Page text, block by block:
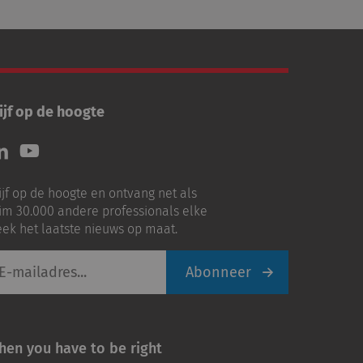
op de hoogte
Volg
ons
Youtube
op de hoogte en ontvang net als
30.000 andere professionals elke
het laatste nieuws op maat.
Abonneer
you have to be right